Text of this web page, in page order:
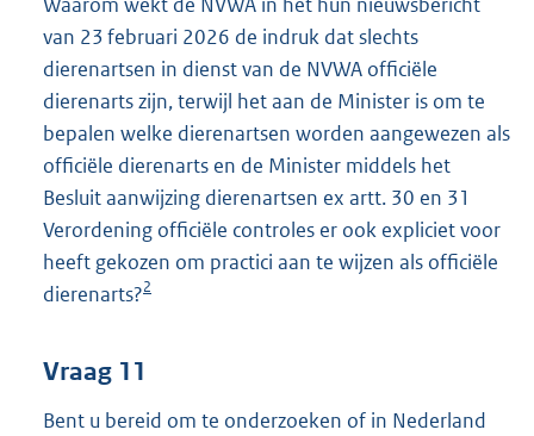
van 23 februari 2026 de indruk dat slechts
dierenartsen in dienst van de NVWA officiële
dierenarts zijn, terwijl het aan de Minister is om te
bepalen welke dierenartsen worden aangewezen als
officiële dierenarts en de Minister middels het
Besluit aanwijzing dierenartsen ex artt. 30 en 31
Verordening officiële controles er ook expliciet voor
heeft gekozen om practici aan te wijzen als officiële
dierenarts?2
Vraag 11
Bent u bereid om te onderzoeken of in Nederland